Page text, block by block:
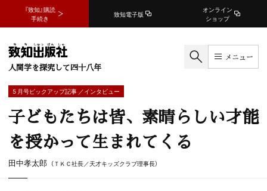
『致知』購読
手続き
致知電子版
オンライン
ショップ
人間学を探究して四十八年
メニュー
5 月号ピックアップ記事 ／インタビュー
子どもたちは皆、素晴らしい才能
を授かって生まれてくる
田中孝太郎 （ＴＫＣ社長／天才キッズクラブ理事長）